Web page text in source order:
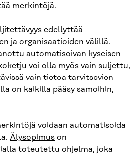
merkintöjä.
edellyttää
ja organisaatioiden välillä.
automatisoivan kyseisen
voi olla myös vain suljettu,
vain tietoa tarvitsevien
on kaikilla pääsy samoihin,
voidaan automatisoida
Älysopimus on
toteutettu ohjelma, joka